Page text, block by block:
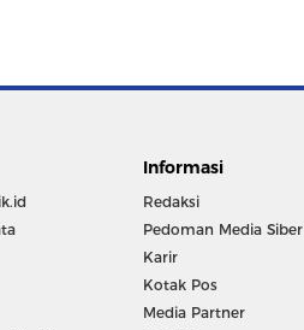
Informasi
Redaksi
Pedoman Media Siber
Karir
Kotak Pos
Media Partner